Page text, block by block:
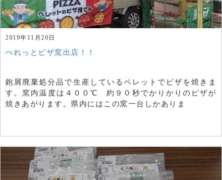
2019年11月20日
ぺれっとピザ窯出店！！
鉋屑廃棄処分品で生産しているペレットでピザを焼きま
す。窯内温度は４００℃ 約９０秒でかりかりのピザが
焼きあがります。県内にはこの窯一台しかありま